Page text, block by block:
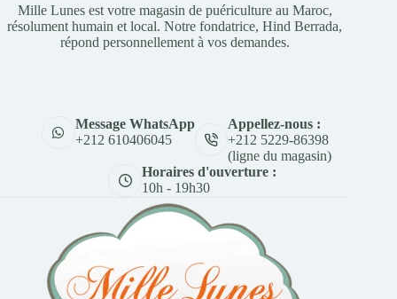
Mille Lunes est votre magasin de puériculture au Maroc,
résolument humain et local. Notre fondatrice, Hind Berrada,
répond personnellement à vos demandes.
Message WhatsApp
+212 610406045
Appellez-nous :
+212 5229-86398
(ligne du magasin)
Horaires d'ouverture :
10h - 19h30